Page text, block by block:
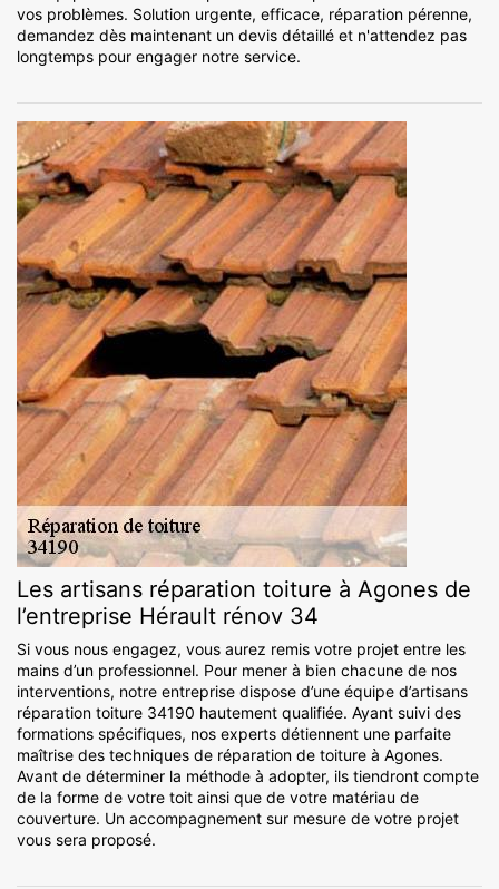
vos problèmes. Solution urgente, efficace, réparation pérenne,
demandez dès maintenant un devis détaillé et n'attendez pas
longtemps pour engager notre service.
Les artisans réparation toiture à Agones de
l’entreprise Hérault rénov 34
Si vous nous engagez, vous aurez remis votre projet entre les
mains d’un professionnel. Pour mener à bien chacune de nos
interventions, notre entreprise dispose d’une équipe d’artisans
réparation toiture 34190 hautement qualifiée. Ayant suivi des
formations spécifiques, nos experts détiennent une parfaite
maîtrise des techniques de réparation de toiture à Agones.
Avant de déterminer la méthode à adopter, ils tiendront compte
de la forme de votre toit ainsi que de votre matériau de
couverture. Un accompagnement sur mesure de votre projet
vous sera proposé.